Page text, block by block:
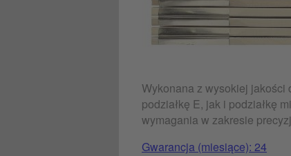
Wykonana z wysokiej jakości
podziałkę E, jak i podziałkę
wymagania w zakresie
Gwarancja (miesiące): 24